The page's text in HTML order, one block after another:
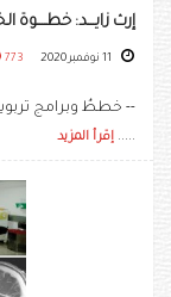
إرث زايـــد: خطــــوة
773
-- خططٌ وبرامج
..... إقرأ المزيد